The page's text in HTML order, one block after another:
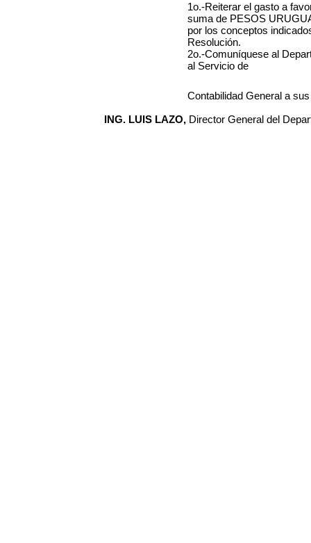
1o.-Reiterar el gasto a
suma de PESOS
por los conceptos
Resolución.
2o.-Comuníquese al
al Servicio de
Contabilidad General a
ING. LUIS LAZO, Director General del